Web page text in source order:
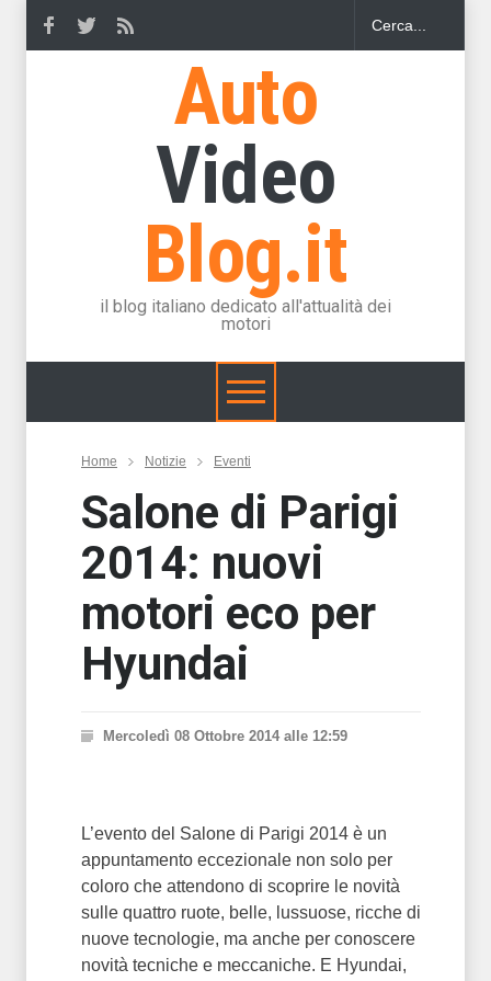
Auto
Video
Blog.it
il blog italiano dedicato all'attualità dei
motori
Home Notizie Eventi
Salone di Parigi
2014: nuovi
motori eco per
Hyundai
Mercoledì 08 Ottobre 2014 alle 12:59
L’evento del Salone di Parigi 2014 è un
appuntamento eccezionale non solo per
coloro che attendono di scoprire le novità
sulle quattro ruote, belle, lussuose, ricche di
nuove tecnologie, ma anche per conoscere
novità tecniche e meccaniche. E Hyundai,